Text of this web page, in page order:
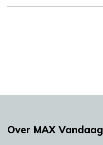
Over MAX Vandaag